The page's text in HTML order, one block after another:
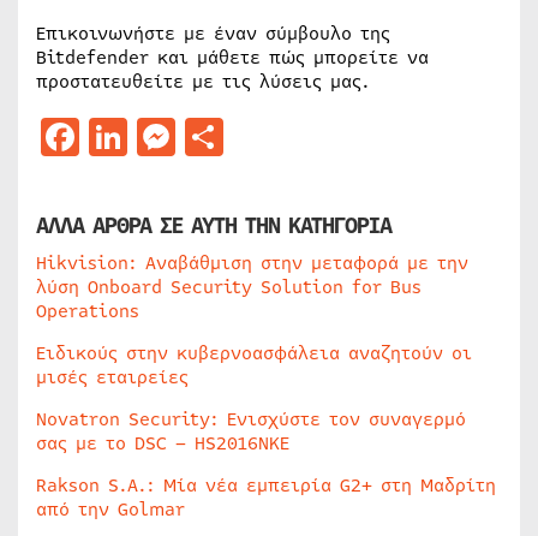
Επικοινωνήστε με έναν σύμβουλο της
Bitdefender και μάθετε πώς μπορείτε να
προστατευθείτε με τις λύσεις μας.
Facebook
LinkedIn
Messenger
ΑΛΛΑ ΑΡΘΡΑ ΣΕ ΑΥΤΗ ΤΗΝ ΚΑΤΗΓΟΡΙΑ
Hikvision: Αναβάθμιση στην μεταφορά με την
λύση Onboard Security Solution for Bus
Operations
Ειδικούς στην κυβερνοασφάλεια αναζητούν οι
μισές εταιρείες
Novatron Security: Ενισχύστε τον συναγερμό
σας με το DSC – HS2016NKE
Rakson S.A.: Μία νέα εμπειρία G2+ στη Μαδρίτη
από την Golmar